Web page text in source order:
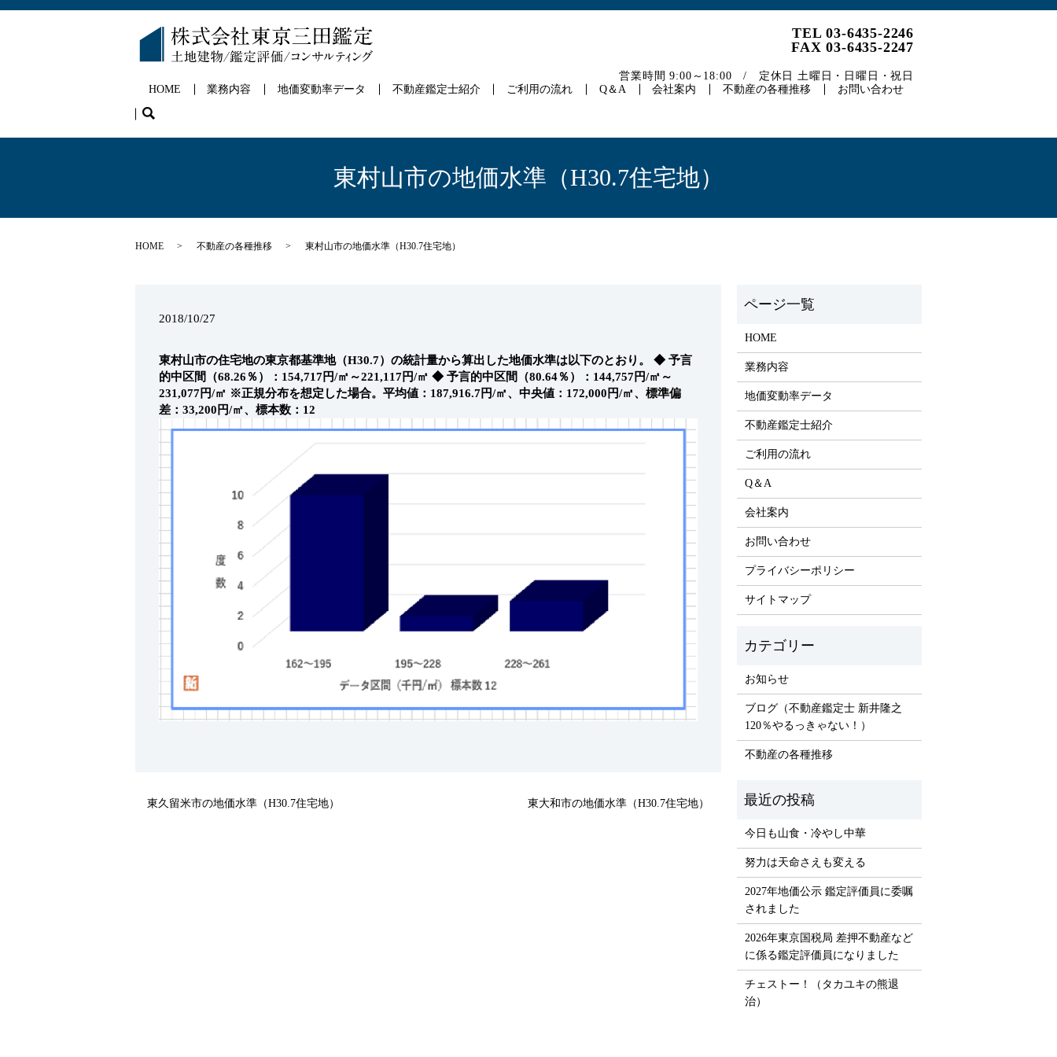
HOME 業務内容 地価変動率データ 不動産鑑定士紹介 ご利用の流れ Q＆A 会社案内 不動産の各種推移 お問い合わせ
search
TEL 03-6435-2246
FAX 03-6435-2247
営業時間 9:00～18:00 / 定休日 土曜日・日曜日・祝日
東村山市の地価水準（H30.7住宅地）
HOME 不動産の各種推移 東村山市の地価水準（H30.7住宅地）
2018/10/27
東村山市の住宅地の東京都基準地（H30.7）の統計量から算出した地価水準は以下のとおり。
◆ 予言
的中区間（68.26％）：154,717円/㎡～221,117円/㎡ ◆ 予言的中区間（80.64％）：144,757円/㎡～
231,077円/㎡ ※正規分布を想定した場合。平均値：187,916.7円/㎡、中央値：172,000円/㎡、標準偏
差：33,200円/㎡、標本数：12
東久留米市の地価水準（H30.7住宅地） 東大和市の地価水準（H30.7住宅地）
HOME
業務内容
地価変動率データ
不動産鑑定士紹介
ご利用の流れ
Q＆A
会社案内
お問い合わせ
プライバシーポリシー
サイトマップ
お知らせ
ブログ（不動産鑑定士 新井隆之
120％やるっきゃない！）
不動産の各種推移
今日も山食・冷やし中華
努力は天命さえも変える
2027年地価公示 鑑定評価員に委嘱
されました
2026年東京国税局 差押不動産など
に係る鑑定評価員になりました
チェストー！（タカユキの熊退
治）